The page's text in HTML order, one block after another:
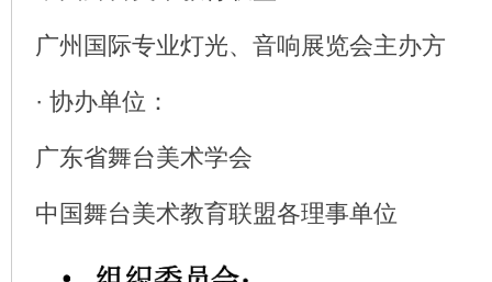
广州国际专业灯光、音响展览会主办方
· 协办单位：
广东省舞台美术学会
中国舞台美术教育联盟各理事单位